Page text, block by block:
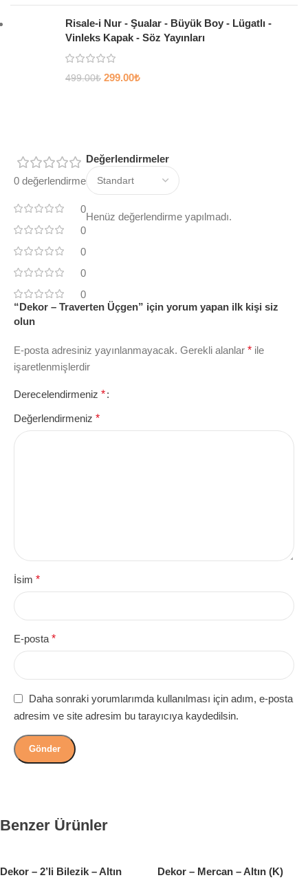
Risale-i Nur - Şualar - Büyük Boy - Lügatlı -
Vinleks Kapak - Söz Yayınları
499.00₺ 299.00₺
0 değerlendirme
0
0
0
0
0
Değerlendirmeler
Henüz değerlendirme yapılmadı.
“Dekor – Traverten Üçgen” için yorum yapan ilk kişi siz
olun
E-posta adresiniz yayınlanmayacak. Gerekli alanlar * ile
işaretlenmişlerdir
Derecelendirmeniz *
Değerlendirmeniz *
İsim *
E-posta *
Daha sonraki yorumlarımda kullanılması için adım, e-posta
adresim ve site adresim bu tarayıcıya kaydedilsin.
Benzer Ürünler
Dekor – 2’li Bilezik – Altın Dekor – Mercan – Altın (K)